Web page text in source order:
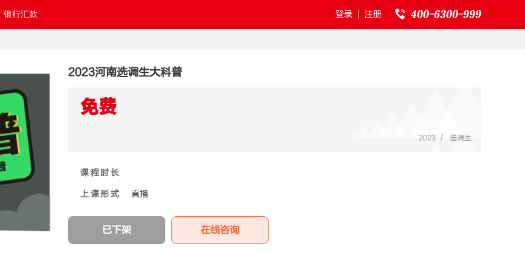
银行汇款 登录 注册
2023河南选调生大科普
免费
2023 / 选调生
课程时长
上课形式 直播
已下架 在线咨询